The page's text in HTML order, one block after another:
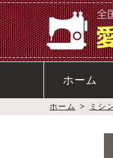
ホーム
ホーム > ミシ